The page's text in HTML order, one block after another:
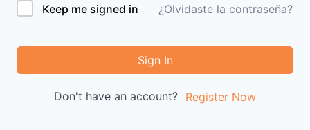
Keep me signed in ¿Olvidaste la contraseña?
Sign In
Don't have an account? Register Now